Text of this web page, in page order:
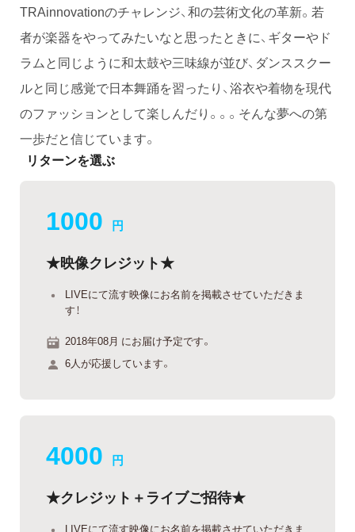
TRAinnovationのチャレンジ、和の芸術文化の革新。若
者が楽器をやってみたいなと思ったときに、ギターやド
ラムと同じように和太鼓や三味線が並び、ダンススクー
ルと同じ感覚で日本舞踊を習ったり、浴衣や着物を現代
のファッションとして楽しんだり。。。そんな夢への第
一歩だと信じています。
リターンを選ぶ
1000 円
★映像クレジット★
LIVEにて流す映像にお名前を掲載させていただきま
す！
2018年08月 にお届け予定です。
6人が応援しています。
4000 円
★クレジット＋ライブご招待★
LIVEにて流す映像にお名前を掲載させていただきま